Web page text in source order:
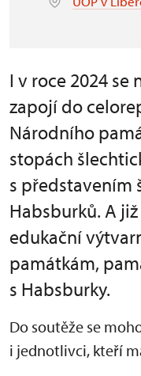
I v roce 2024 se
zapojí do
Národního
stopách
s představením
Habsburků. A
edukační
památkám,
s Habsburky.
Do soutěže se
i jednotlivci, kteří